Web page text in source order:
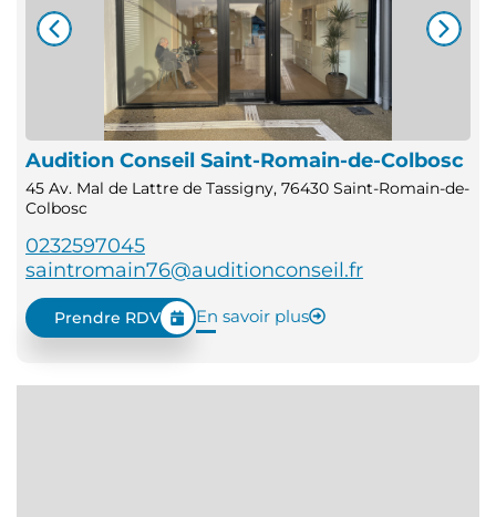
Audition Conseil Saint-Romain-de-Colbosc
45 Av. Mal de Lattre de Tassigny, 76430 Saint-Romain-de-
Colbosc
0232597045
saintromain76@auditionconseil.fr
Prendre RDV En savoir plus